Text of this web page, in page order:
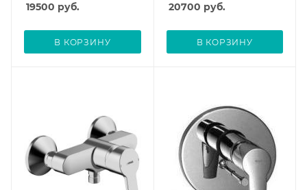
19500 руб.
В КОРЗИНУ
20700 руб.
В КОРЗИНУ